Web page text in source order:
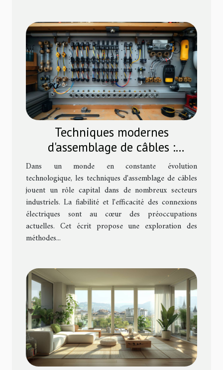
Techniques modernes
d'assemblage de câbles :
comparaison et conseils
Dans un monde en constante évolution
technologique, les techniques d'assemblage de câbles
jouent un rôle capital dans de nombreux secteurs
industriels. La fiabilité et l'efficacité des connexions
électriques sont au cœur des préoccupations
actuelles. Cet écrit propose une exploration des
méthodes...